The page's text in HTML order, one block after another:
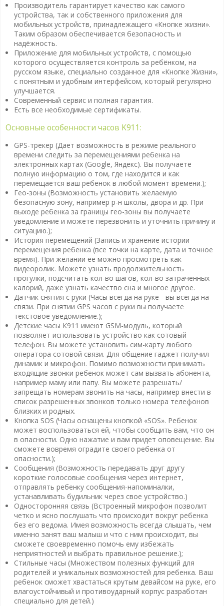
Производитель гарантирует качество как самого
устройства, так и собственного приложения для
мобильных устройств, принадлежащего «Кнопке жизни».
Таким образом обеспечивается безопасность и
надёжность.
Приложение для мобильных устройств, с помощью
которого осуществляется контроль за ребёнком, на
русском языке, специально созданное для «Кнопке Жизни»,
с понятным и удобным интерфейсом, который регулярно
улучшается.
Современный сервис и полная гарантия.
Есть все необходимые сертификаты.
Основные особенности часов K911:
GPS-трекер (Дает возможность в режиме реального
времени следить за перемещениями ребенка на
электронных картах (Google, Яндекс). Вы получаете
полную информацию о том, где находится и как
перемещается ваш ребенок в любой момент времени.);
Гео-зоны (Возможность установить желаемую
безопасную зону, например р-н школы, двора и др. При
выходе ребенка за границы гео-зоны вы получаете
уведомление и можете перезвонить и уточнить причину и
ситуацию.);
История перемещений (Запись и хранение истории
перемещения ребенка (все точки на карте, дата и точное
время). При желании ее можно просмотреть как
видеоролик. Можете узнать продолжительность
прогулки, подсчитать кол-во шагов, кол-во затраченных
калорий, даже узнать качество сна и многое другое.
Датчик снятия с руки (Часы всегда на руке - вы всегда на
связи. При снятии GPS часов с руки вы получаете
текстовое уведомление.);
Детские часы К911 имеют GSM-модуль, который
позволяет использовать устройство как сотовый
телефон. Вы можете установить сим-карту любого
оператора сотовой связи. Для общение гаджет получил
динамик и микрофон. Помимо возможности принимать
входящие звонки ребенок может сам вызвать абонента,
например маму или папу. Вы можете разрешать/
запрещать номерам звонить на часы, например внести в
список разрешенных звонков только номера телефонов
близких и родных.
Кнопка SOS (Часы оснащены кнопкой «SOS». Ребенок
может воспользоваться ей, чтобы сообщить вам, что он
в опасности. Одно нажатие и вам придет оповещение. Вы
сможете вовремя оградите своего ребенка от
опасности.);
Сообщения (Возможность передавать друг другу
короткие голосовые сообщения через интернет,
отправлять ребенку сообщения-напоминалки,
устанавливать будильник через свое устройство.)
Односторонняя связь (Встроенный микрофон позволит
четко и ясно послушать что происходит вокруг ребенка
без его ведома. Имея возможность всегда слышать, чем
именно занят ваш малыш и что с ним происходит, вы
сможете своевременно помочь ему избежать
неприятностей и выбрать правильное решение.);
Стильные часы (Множеством полезных функций для
родителей и уникальных возможностей для ребенка. Ваш
ребенок сможет хвастаться крутым девайсом на руке, его
влагоустойчивый и противоударный корпус разработан
специально для детей.)